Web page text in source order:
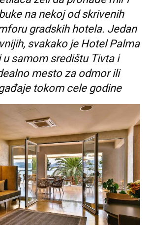
na nekoj od skrivenih
gradskih hotela. Jedan
svakako je Hotel Palma
u samom središtu Tivta i
mesto za odmor ili
tokom cele godine